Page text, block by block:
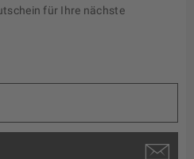
für Ihre nächste